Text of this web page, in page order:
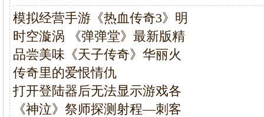
模拟经营手游《热血传奇3》明
时空漩涡 《弹弹堂》最新版精
品尝美味《天子传奇》华丽火
传奇里的爱恨情仇
打开登陆器后无法显示游戏各
《神泣》祭师探测射程—刺客